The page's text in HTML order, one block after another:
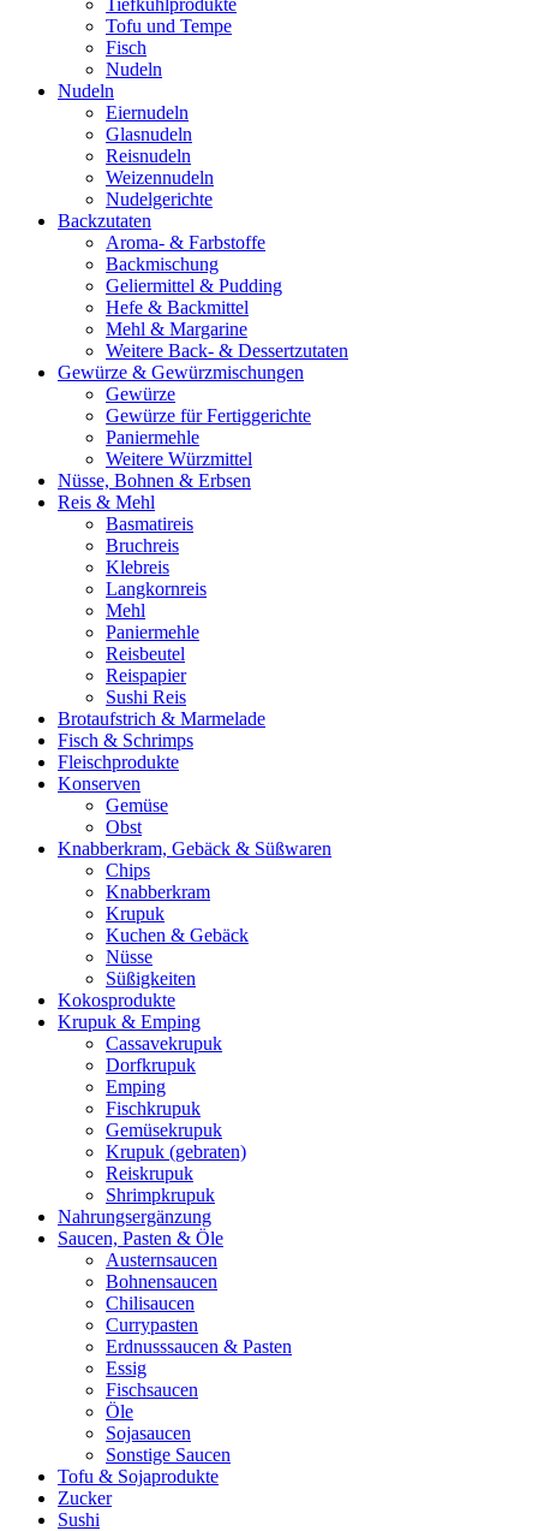
Tiefkühlprodukte
Tofu und Tempe
Fisch
Nudeln
Nudeln
Eiernudeln
Glasnudeln
Reisnudeln
Weizennudeln
Nudelgerichte
Backzutaten
Aroma- & Farbstoffe
Backmischung
Geliermittel & Pudding
Hefe & Backmittel
Mehl & Margarine
Weitere Back- & Dessertzutaten
Gewürze & Gewürzmischungen
Gewürze
Gewürze für Fertiggerichte
Paniermehle
Weitere Würzmittel
Nüsse, Bohnen & Erbsen
Reis & Mehl
Basmatireis
Bruchreis
Klebreis
Langkornreis
Mehl
Paniermehle
Reisbeutel
Reispapier
Sushi Reis
Brotaufstrich & Marmelade
Fisch & Schrimps
Fleischprodukte
Konserven
Gemüse
Obst
Knabberkram, Gebäck & Süßwaren
Chips
Knabberkram
Krupuk
Kuchen & Gebäck
Nüsse
Süßigkeiten
Kokosprodukte
Krupuk & Emping
Cassavekrupuk
Dorfkrupuk
Emping
Fischkrupuk
Gemüsekrupuk
Krupuk (gebraten)
Reiskrupuk
Shrimpkrupuk
Nahrungsergänzung
Saucen, Pasten & Öle
Austernsaucen
Bohnensaucen
Chilisaucen
Currypasten
Erdnusssaucen & Pasten
Essig
Fischsaucen
Öle
Sojasaucen
Sonstige Saucen
Tofu & Sojaprodukte
Zucker
Sushi